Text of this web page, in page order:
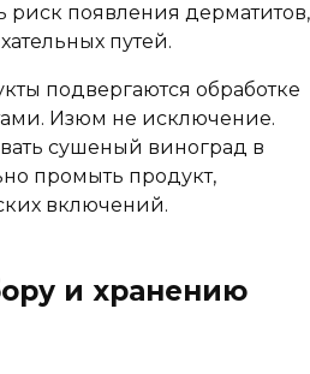
риск появления дерматитов,
путей.
подвергаются обработке
Изюм не исключение.
сушеный виноград в
промыть продукт,
включений.
и хранению